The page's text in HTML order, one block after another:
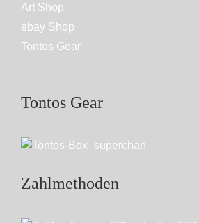
Art Shop
ebay Shop
Tontos Gear
Tontos Gear
Zahlmethoden